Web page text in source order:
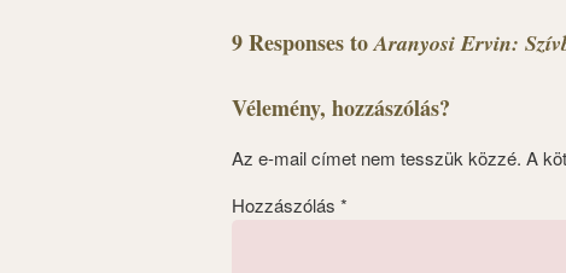
9 Responses toAranyosi Ervin:
Vélemény, hozzászólás?
Az e-mail címet nem tesszük közzé. A
Hozzászólás *